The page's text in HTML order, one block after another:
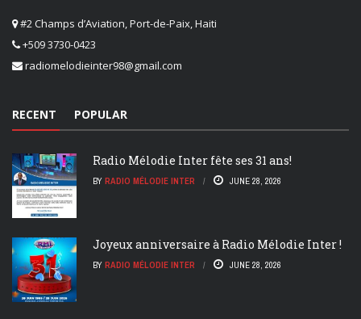
#2 Champs d’Aviation, Port-de-Paix, Haiti
+509 3730-0423
radiomelodieinter98@gmail.com
RECENT POPULAR
Radio Mélodie Inter fête ses 31 ans!
BY RADIO MÉLODIE INTER JUNE 28, 2026
Joyeux anniversaire à Radio Mélodie Inter !
BY RADIO MÉLODIE INTER JUNE 28, 2026